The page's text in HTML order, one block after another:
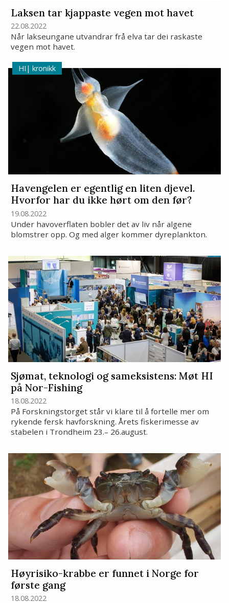
Laksen tar kjappaste vegen mot havet
22.08.2022
Når lakseungane utvandrar frå elva tar dei raskaste
vegen mot havet.
kronikk
Havengelen er egentlig en liten djevel.
Hvorfor har du ikke hørt om den før?
19.08.2022
Under havoverflaten bobler det av liv når algene
blomstrer opp. Og med alger kommer dyreplankton.
Sjømat, teknologi og sameksistens: Møt HI
på Nor-Fishing
18.08.2022
På Forskningstorget står vi klare til å fortelle mer om
rykende fersk havforskning. Årets fiskerimesse av
stabelen i Trondheim 23.– 26.august.
Høyrisiko-krabbe er funnet i Norge for
første gang
18.08.2022